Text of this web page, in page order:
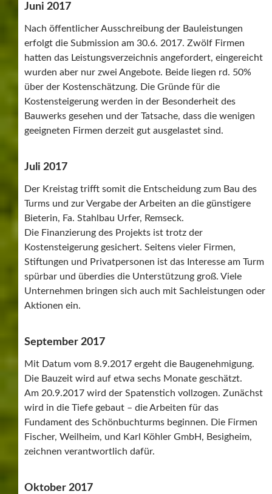
Juni 2017
Nach öffentlicher Ausschreibung der Bauleistungen
erfolgt die Submission am 30.6. 2017. Zwölf Firmen
hatten das Leistungsverzeichnis angefordert, eingereicht
wurden aber nur zwei Angebote. Beide liegen rd. 50%
über der Kostenschätzung. Die Gründe für die
Kostensteigerung werden in der Besonderheit des
Bauwerks gesehen und der Tatsache, dass die wenigen
geeigneten Firmen derzeit gut ausgelastet sind.
Juli 2017
Der Kreistag trifft somit die Entscheidung zum Bau des
Turms und zur Vergabe der Arbeiten an die günstigere
Bieterin, Fa. Stahlbau Urfer, Remseck.
Die Finanzierung des Projekts ist trotz der
Kostensteigerung gesichert. Seitens vieler Firmen,
Stiftungen und Privatpersonen ist das Interesse am Turm
spürbar und überdies die Unterstützung groß. Viele
Unternehmen bringen sich auch mit Sachleistungen oder
Aktionen ein.
September 2017
Mit Datum vom 8.9.2017 ergeht die Baugenehmigung.
Die Bauzeit wird auf etwa sechs Monate geschätzt.
Am 20.9.2017 wird der Spatenstich vollzogen. Zunächst
wird in die Tiefe gebaut – die Arbeiten für das
Fundament des Schönbuchturms beginnen. Die Firmen
Fischer, Weilheim, und Karl Köhler GmbH, Besigheim,
zeichnen verantwortlich dafür.
Oktober 2017